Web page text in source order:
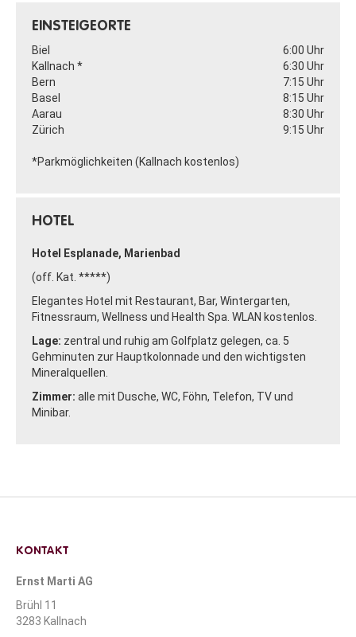
EINSTEIGEORTE
Biel
6:00 Uhr
Kallnach *
6:30 Uhr
Bern
7:15 Uhr
Basel
8:15 Uhr
Aarau
8:30 Uhr
Zürich
9:15 Uhr
*Parkmöglichkeiten (Kallnach kostenlos)
HOTEL
Hotel Esplanade, Marienbad
(off. Kat. *****)
Elegantes Hotel mit Restaurant, Bar, Wintergarten,
Fitnessraum, Wellness und Health Spa. WLAN kostenlos.
Lage: zentral und ruhig am Golfplatz gelegen, ca. 5
Gehminuten zur Hauptkolonnade und den wichtigsten
Mineralquellen.
Zimmer: alle mit Dusche, WC, Föhn, Telefon, TV und
Minibar.
KONTAKT
Ernst Marti AG
Brühl 11
3283 Kallnach